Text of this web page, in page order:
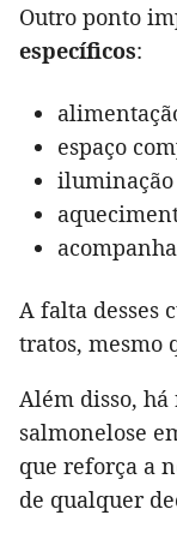
Outro ponto
específicos:
espaço
iluminação
A falta desses
tratos, mesmo
Além disso, há
salmonelose
que reforça a
de qualquer